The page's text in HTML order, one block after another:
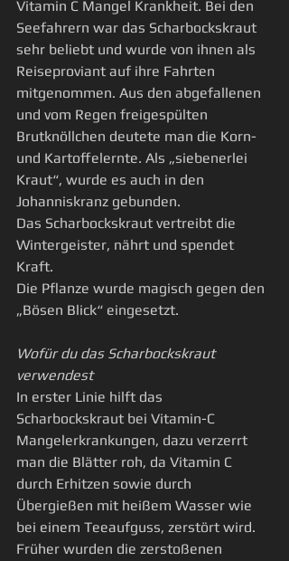
Vitamin C Mangel Krankheit. Bei den
Seefahrern war das Scharbockskraut
sehr beliebt und wurde von ihnen als
Reiseproviant auf ihre Fahrten
mitgenommen. Aus den abgefallenen
und vom Regen freigespülten
Brutknöllchen deutete man die Korn-
und Kartoffelernte. Als „siebenerlei
Kraut“, wurde es auch in den
Johanniskranz gebunden.
Das Scharbockskraut vertreibt die
Wintergeister, nährt und spendet
Kraft.
Die Pflanze wurde magisch gegen den
„Bösen Blick“ eingesetzt.
Wofür du das Scharbockskraut
verwendest
In erster Linie hilft das
Scharbockskraut bei Vitamin-C
Mangelerkrankungen, dazu verzerrt
man die Blätter roh, da Vitamin C
durch Erhitzen sowie durch
Übergießen mit heißem Wasser wie
bei einem Teeaufguss, zerstört wird.
Früher wurden die zerstoßenen